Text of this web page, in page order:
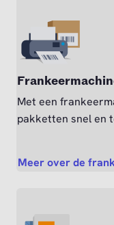
Met een
pakketten snel en
Meer over de